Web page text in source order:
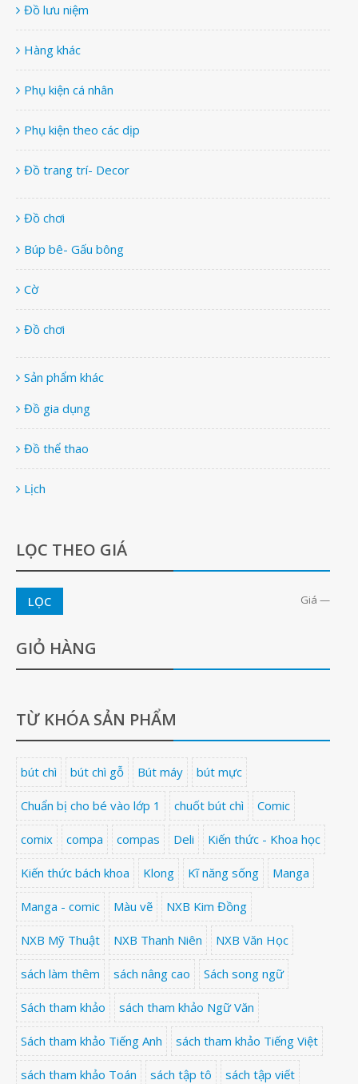
Đồ lưu niệm
Hàng khác
Phụ kiện cá nhân
Phụ kiện theo các dịp
Đồ trang trí- Decor
Đồ chơi
Búp bê- Gấu bông
Cờ
Đồ chơi
Sản phẩm khác
Đồ gia dụng
Đồ thể thao
Lịch
LỌC THEO GIÁ
LỌC Giá —
GIỎ HÀNG
TỪ KHÓA SẢN PHẨM
bút chì bút chì gỗ Bút máy bút mực
Chuẩn bị cho bé vào lớp 1 chuốt bút chì Comic
comix compa compas Deli Kiến thức - Khoa học
Kiến thức bách khoa Klong Kĩ năng sống Manga
Manga - comic Màu vẽ NXB Kim Đồng
NXB Mỹ Thuật NXB Thanh Niên NXB Văn Học
sách làm thêm sách nâng cao Sách song ngữ
Sách tham khảo sách tham khảo Ngữ Văn
Sách tham khảo Tiếng Anh sách tham khảo Tiếng Việt
sách tham khảo Toán sách tập tô sách tập viết